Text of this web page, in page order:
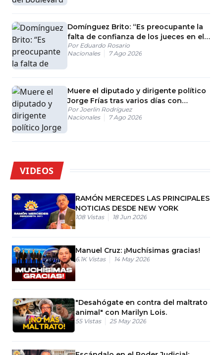
Domínguez Brito: “Es preocupante la
falta de confianza de los jueces en el
CNM
Por Eduardo Rosario
Nacionales
7 Ago 2026
Muere el diputado y dirigente político
Jorge Frías tras varios días con
problemas de salud
PorJoerlin Rodríguez
Nacionales
7 Ago 2026
VIDEOS
RAMÓN MERCEDES LAS PRINCIPALES
NOTICIAS DESDE NEW YORK
108 Vistas 18 Jun 2026
Manuel Cruz: ¡Muchísimas gracias!
6.1K Vistas 14 May 2026
"Desahógate en contra del maltrato
animal" con Marilyn Lois.
55 Vistas 25 May 2026